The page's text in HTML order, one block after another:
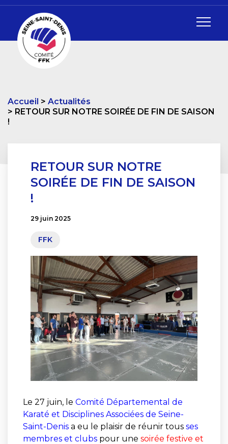
Accueil
Actualités
RETOUR SUR NOTRE SOIRÉE DE FIN DE SAISON
!
RETOUR SUR NOTRE
SOIRÉE DE FIN DE SAISON
!
29 juin 2025
FFK
Le 27 juin, le Comité Départemental de
Karaté et Disciplines Associées de Seine-
Saint-Denis a eu le plaisir de réunir tous ses
membres et clubs pour une soirée festive et